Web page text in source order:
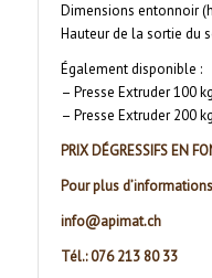
Dimensions entonnoir
Hauteur de la sortie du
Également disponible :
– Presse Extruder 100
– Presse Extruder 200
PRIX DÉGRESSIFS EN
Pour plus
info@apimat.ch
Tél.: 076 213 80 33